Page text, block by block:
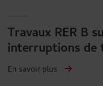
Travaux RER B
interruptions de
En savoir plus